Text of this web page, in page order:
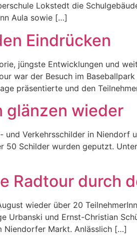
Lokstedt die
Aula sowie […]
Eindrücken
jüngste Entwicklungen und
war der Besuch im
präsentierte und den
glänzen wieder
Verkehrsschilder in Niendorf
50 Schilder wurden geputzt.
Radtour durch
wieder über 20
Urbanski und Ernst-Christian
Niendorfer Markt. Anlässlich […]